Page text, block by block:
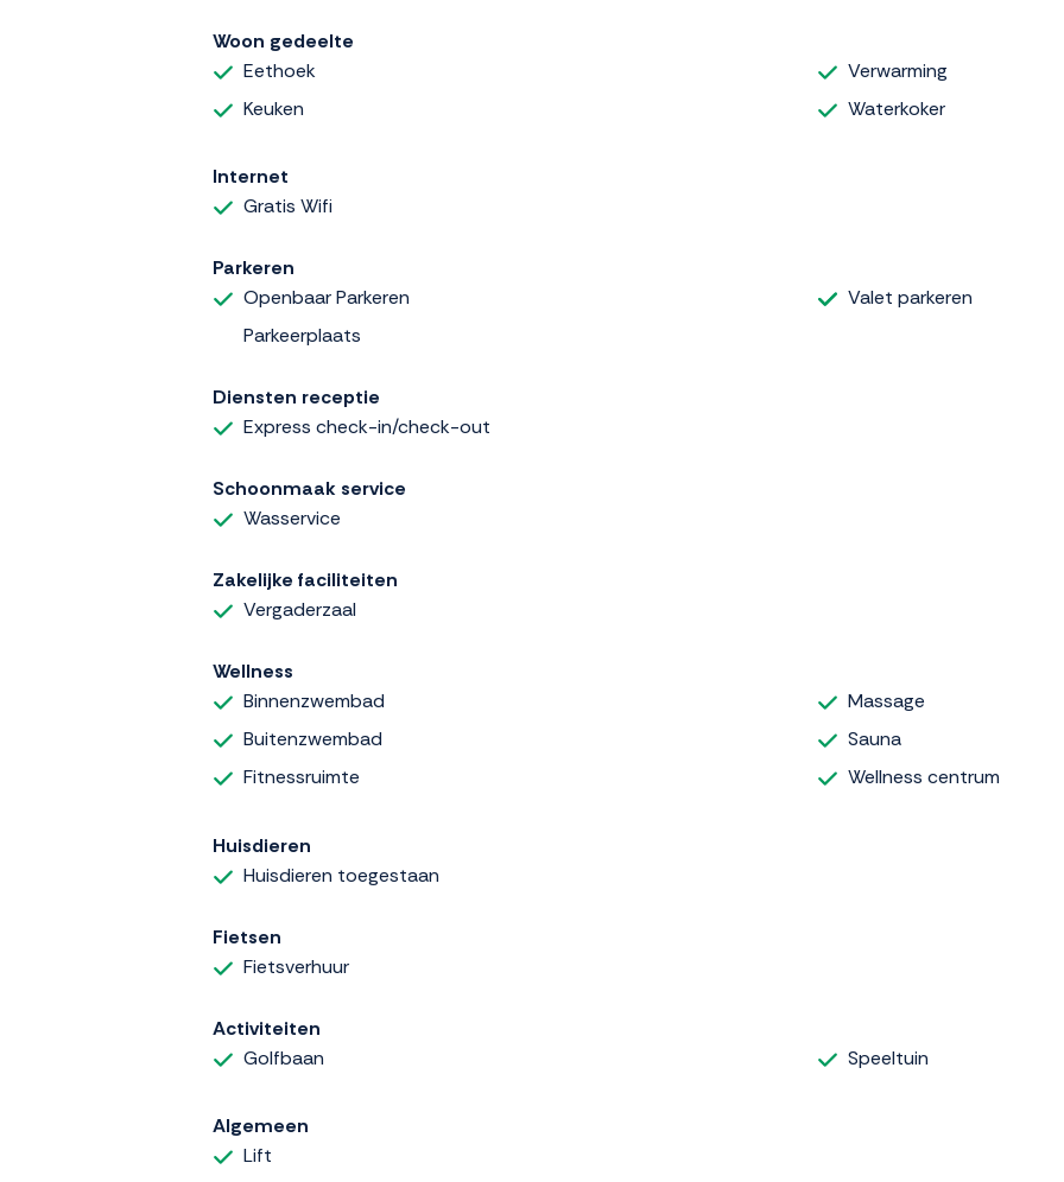
Woon gedeelte
Eethoek
Keuken
Verwarming
Waterkoker
Internet
Gratis Wifi
Parkeren
Openbaar Parkeren
Parkeerplaats
Valet parkeren
Diensten receptie
Express check-in/check-out
Schoonmaak service
Wasservice
Zakelijke faciliteiten
Vergaderzaal
Wellness
Binnenzwembad
Buitenzwembad
Fitnessruimte
Massage
Sauna
Wellness centrum
Huisdieren
Huisdieren toegestaan
Fietsen
Fietsverhuur
Activiteiten
Golfbaan
Speeltuin
Algemeen
Lift